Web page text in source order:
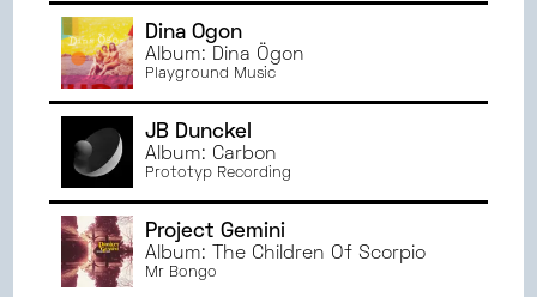
JANVIER2023
JUIN2022
MAI2022
AVRIL
MARS
2022
Dina Ögon
Album: Dina Ögon
Playground Music
JB Dunckel
Album: Carbon
Prototyp Recording
Project Gemini
Album: The Children Of Scorpio
Mr Bongo